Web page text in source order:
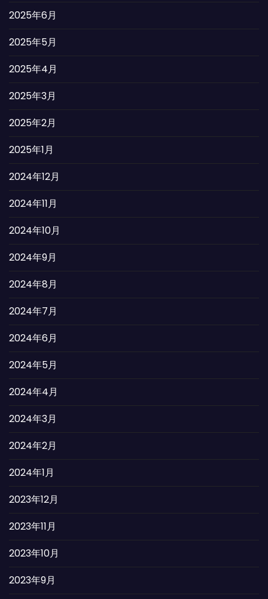
2025年6月
2025年5月
2025年4月
2025年3月
2025年2月
2025年1月
2024年12月
2024年11月
2024年10月
2024年9月
2024年8月
2024年7月
2024年6月
2024年5月
2024年4月
2024年3月
2024年2月
2024年1月
2023年12月
2023年11月
2023年10月
2023年9月